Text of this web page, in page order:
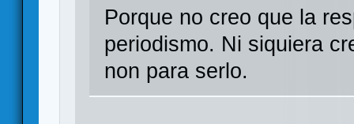
Porque no creo que la
periodismo. Ni siquiera
non para serlo.